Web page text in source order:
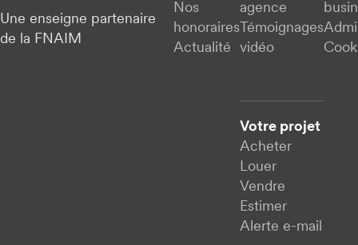
Une enseigne partenaire
de la FNAIM
Nos
honoraires
Actualité
agence
Témoignages
vidéo
Votre projet
Acheter
Louer
Vendre
Estimer
Alerte e-mail